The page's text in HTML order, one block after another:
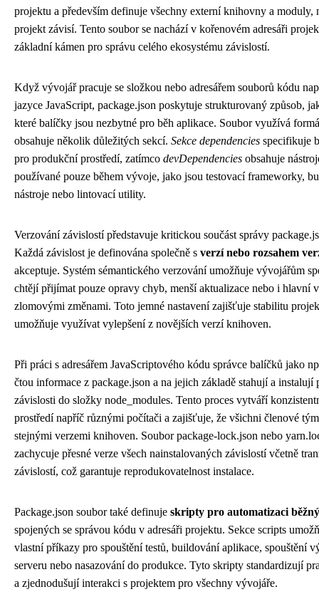
projektu a především definuje všechny externí knihovny a moduly,
projekt závisí. Tento soubor se nachází v kořenovém adresáři
základní kámen pro správu celého ekosystému závislostí.
Když vývojář pracuje se složkou nebo adresářem souborů kódu
jazyce JavaScript, package.json poskytuje strukturovaný způsob,
které balíčky jsou nezbytné pro běh aplikace. Soubor využívá
obsahuje několik důležitých sekcí. Sekce dependencies specifikuje
pro produkční prostředí, zatímco devDependencies obsahuje
používané pouze během vývoje, jako jsou testovací frameworky,
nástroje nebo lintovací utility.
Verzování závislostí představuje kritickou součást správy
Každá závislost je definována společně s verzí nebo rozsahem
akceptuje. Systém sémantického verzování umožňuje vývojářům
chtějí přijímat pouze opravy chyb, menší aktualizace nebo i hlavní
zlomovými změnami. Toto jemné nastavení zajišťuje stabilitu
umožňuje využívat vylepšení z novějších verzí knihoven.
Při práci s adresářem JavaScriptového kódu správce balíčků jako
čtou informace z package.json a na jejich základě stahují a instalují
závislosti do složky node_modules. Tento proces vytváří
prostředí napříč různými počítači a zajišťuje, že všichni členové
stejnými verzemi knihoven. Soubor package-lock.json nebo
zachycuje přesné verze všech nainstalovaných závislostí včetně
závislostí, což garantuje reprodukovatelnost instalace.
Package.json soubor také definuje skripty pro automatizaci
spojených se správou kódu v adresáři projektu. Sekce scripts
vlastní příkazy pro spouštění testů, buildování aplikace, spouštění
serveru nebo nasazování do produkce. Tyto skripty standardizují
a zjednodušují interakci s projektem pro všechny vývojáře.